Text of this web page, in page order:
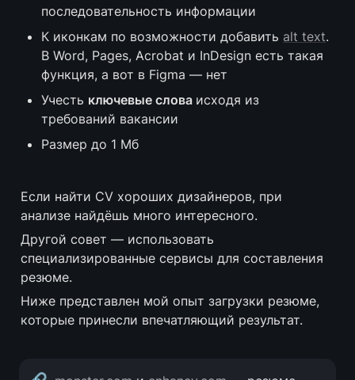
последовательность информации
К иконкам по возможности добавить alt text.
В Word, Pages, Acrobat и InDesign есть такая
функция, а вот в Figma — нет
Учесть ключевые слова исходя из
требований вакансии
Размер до 1 Мб
Если найти CV хороших дизайнеров, при
анализе найдёшь много интересного.
Другой совет — использовать
специализированные сервисы для составления
резюме.
Ниже представлен мой опыт загрузки резюме,
которые принесли впечатляющий результат.